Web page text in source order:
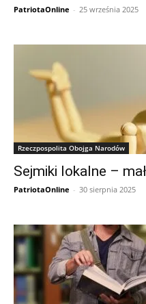
PatriotaOnline - 25 września 2025
Rzeczpospolita Obojga Narodów
Sejmiki lokalne –
PatriotaOnline - 30 sierpnia 2025